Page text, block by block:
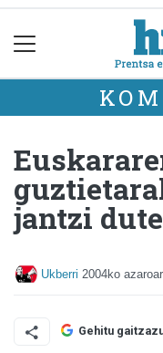
jantzi
Ukberri 2004ko
Gehitu